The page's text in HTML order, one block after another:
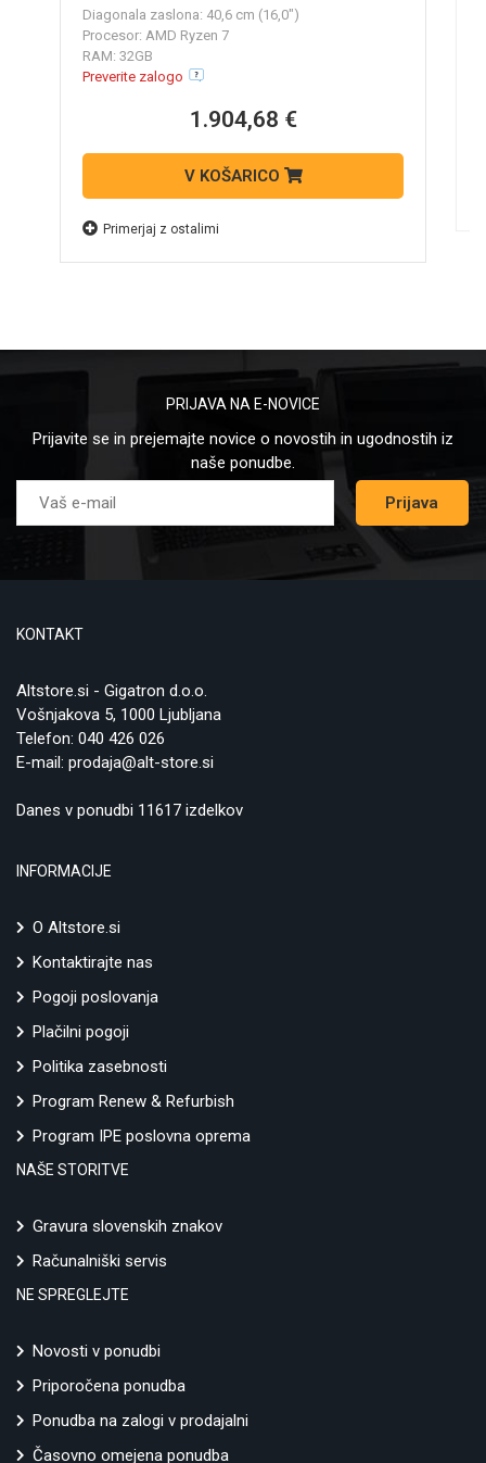
Diagonala zaslona: 40,6 cm (16,0")
Procesor: AMD Ryzen 7
RAM: 32GB
Preverite zalogo
1.904,68 €
V KOŠARICO
Primerjaj z ostalimi
PRIJAVA NA E-NOVICE
Prijavite se in prejemajte novice o novostih in ugodnostih iz
naše ponudbe.
Prijava
KONTAKT
Altstore.si - Gigatron d.o.o.
Vošnjakova 5, 1000 Ljubljana
Telefon: 040 426 026
E-mail: prodaja@alt-store.si
Danes v ponudbi 11617 izdelkov
INFORMACIJE
O Altstore.si
Kontaktirajte nas
Pogoji poslovanja
Plačilni pogoji
Politika zasebnosti
Program Renew & Refurbish
Program IPE poslovna oprema
NAŠE STORITVE
Gravura slovenskih znakov
Računalniški servis
NE SPREGLEJTE
Novosti v ponudbi
Priporočena ponudba
Ponudba na zalogi v prodajalni
Časovno omejena ponudba